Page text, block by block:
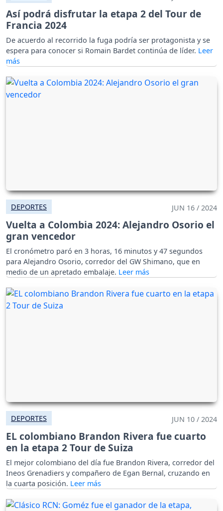
Así podrá disfrutar la etapa 2 del Tour de
Francia 2024
De acuerdo al recorrido la fuga podría ser protagonista y se
espera para conocer si Romain Bardet continúa de líder.
DEPORTES JUN 16 / 2024
Vuelta a Colombia 2024: Alejandro Osorio el
gran vencedor
El cronómetro paró en 3 horas, 16 minutos y 47 segundos
para Alejandro Osorio, corredor del GW Shimano, que en
medio de un apretado embalaje.
DEPORTES JUN 10 / 2024
EL colombiano Brandon Rivera fue cuarto
en la etapa 2 Tour de Suiza
El mejor colombiano del día fue Brandon Rivera, corredor del
Ineos Grenadiers y compañero de Egan Bernal, cruzando en
la cuarta posición.